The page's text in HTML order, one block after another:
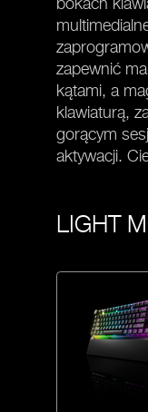
zapewnić
kątami, a
klawiaturą,
gorącym
aktywacji.
LIGHT